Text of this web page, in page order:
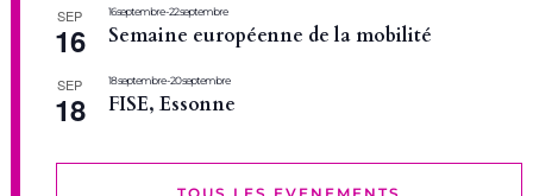
SEP
16
16 septembre-22 septembre
Semaine européenne de la mobilité
SEP
18
18 septembre-20 septembre
FISE, Essonne